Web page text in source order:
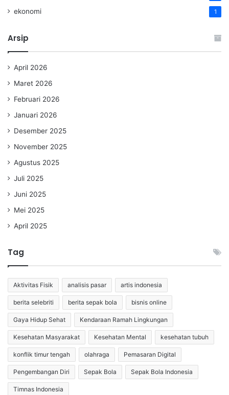
ekonomi 1
Arsip
April 2026
Maret 2026
Februari 2026
Januari 2026
Desember 2025
November 2025
Agustus 2025
Juli 2025
Juni 2025
Mei 2025
April 2025
Tag
Aktivitas Fisik analisis pasar artis indonesia
berita selebriti berita sepak bola bisnis online
Gaya Hidup Sehat Kendaraan Ramah Lingkungan
Kesehatan Masyarakat Kesehatan Mental kesehatan tubuh
konflik timur tengah olahraga Pemasaran Digital
Pengembangan Diri Sepak Bola Sepak Bola Indonesia
Timnas Indonesia